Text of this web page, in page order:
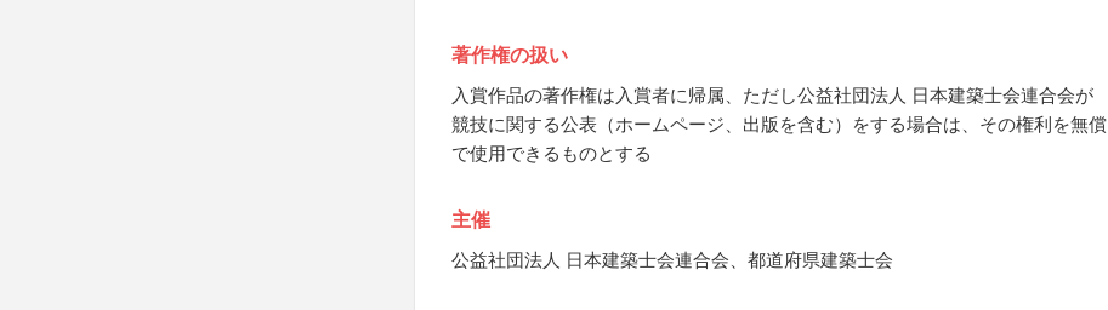
著作権の扱い
入賞作品の著作権は入賞者に帰属、ただし公益社団法人 日本建築士会連合会が
競技に関する公表（ホームページ、出版を含む）をする場合は、その権利を無償
で使用できるものとする
主催
公益社団法人 日本建築士会連合会、都道府県建築士会